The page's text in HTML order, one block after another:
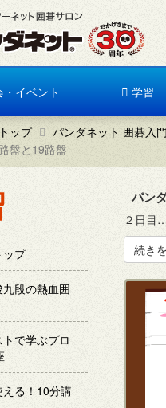
・イベント 学習
ップ
パンダネット 囲碁入
盤と19路盤
ップ
段の熱血囲
で学ぶプロ
える！10分講
パン
２日目
続き